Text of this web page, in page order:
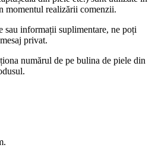
momentul realizării comenzii.
sau informații suplimentare, ne poți
privat.
numărul de pe bulina de piele din